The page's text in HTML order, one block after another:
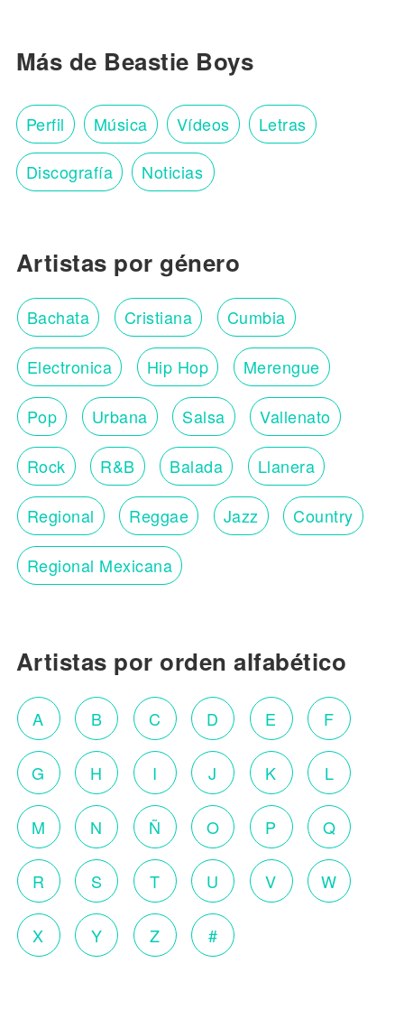
Más de Beastie Boys
Perfil Música Vídeos Letras
Discografía Noticias
Artistas por género
Bachata Cristiana Cumbia
Electronica Hip Hop Merengue
Pop Urbana Salsa Vallenato
Rock R&B Balada Llanera
Regional Reggae Jazz Country
Regional Mexicana
Artistas por orden alfabético
A B C D E F
G H I J K L
M N Ñ O P Q
R S T U V W
X Y Z #